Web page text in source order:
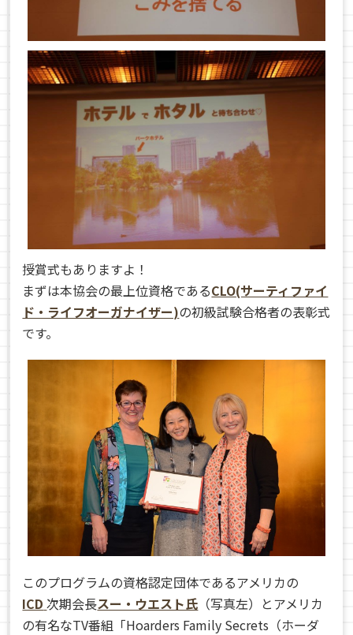
授賞式もありますよ！
まずは本協会の最上位資格であるCLO(サーティファイ
ド・ライフオーガナイザー)の初級試験合格者の表彰式
です。
このプログラムの資格認定団体であるアメリカの
ICD 次期会長スー・ウエスト氏 （写真左）とアメリカ
の有名なTV番組「Hoarders Family Secrets（ホーダ